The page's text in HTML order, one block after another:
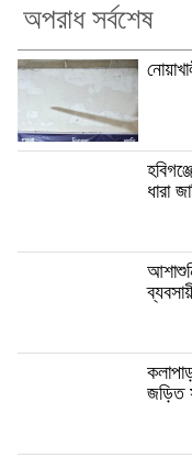
অপরাধ সর্বশেষ
ধারা
জড়িত